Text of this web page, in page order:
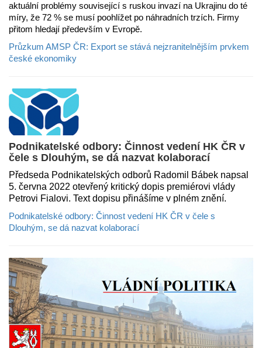
aktuální problémy související s ruskou invazí na Ukrajinu do té
míry, že 72 % se musí poohlížet po náhradních trzích. Firmy
přitom hledají především v Evropě.
Průzkum AMSP ČR: Export se stává nejzranitelnějším prvkem
české ekonomiky
Podnikatelské odbory: Činnost vedení HK ČR v
čele s Dlouhým, se dá nazvat kolaborací
Předseda Podnikatelských odborů Radomil Bábek napsal
5. června 2022 otevřený kritický dopis premiérovi vlády
Petrovi Fialovi. Text dopisu přinášíme v plném znění.
Podnikatelské odbory: Činnost vedení HK ČR v čele s
Dlouhým, se dá nazvat kolaborací